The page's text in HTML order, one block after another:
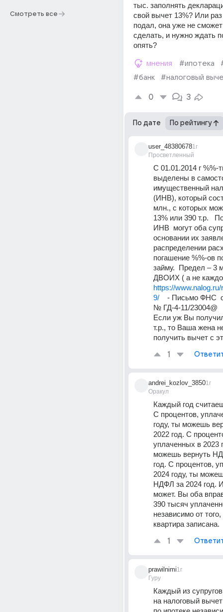
Смотреть все
тыс. заполнять
свой вычет 13%? Или
подал, она уже не сможет
сделать, и нужно ждать
опять?
мнения #ипотека
#банк
#налоговый
0 3
По дате По рейтингу
user_48380678
Просветленный
1г
С 01.01.2014 г %%-
выделены в
имущественный
(ИНВ), который
млн., с которых
13% или 390 т.р.
ИНВ  могут оба
основании их
распределении
погашение %%-ов
займу.  Предел – 3
ДВОИХ ( а не
https://
9/
- Письмо ФНС
№ ГД-4-11/23004@
Если уж Вы
т.р., то Ваша жена
получить вычет с
1
andrei_kozlov_3850
Оракул
1г
Каждый год
С процентов,
году, ты можешь
2022 год. С
уплаченных в 2023
можешь вернуть
год. С процентов,
2024 году, ты
НДФЛ за 2024 год.
может. Вы оба
390 тысяч
независимо от того,
квартира записана.
1
prawilnimi
Гуру
1г
Каждый из
на налоговый